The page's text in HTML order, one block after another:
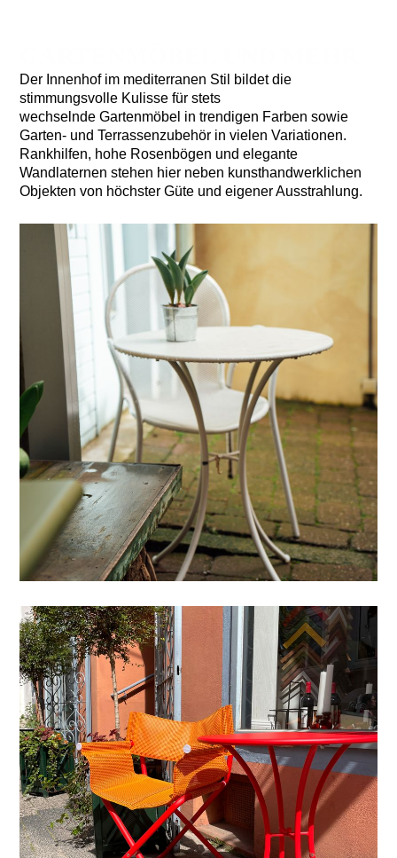
Der Innenhof im mediterranen Stil bildet die
stimmungsvolle Kulisse für stets
wechselnde Gartenmöbel in trendigen Farben sowie
Garten- und Terrassenzubehör in vielen Variationen.
Rankhilfen, hohe Rosenbögen und elegante
Wandlaternen stehen hier neben kunsthandwerklichen
Objekten von höchster Güte und eigener Ausstrahlung.